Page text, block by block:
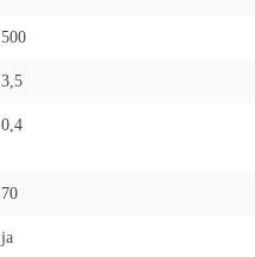
500
3,5
0,4
70
ja